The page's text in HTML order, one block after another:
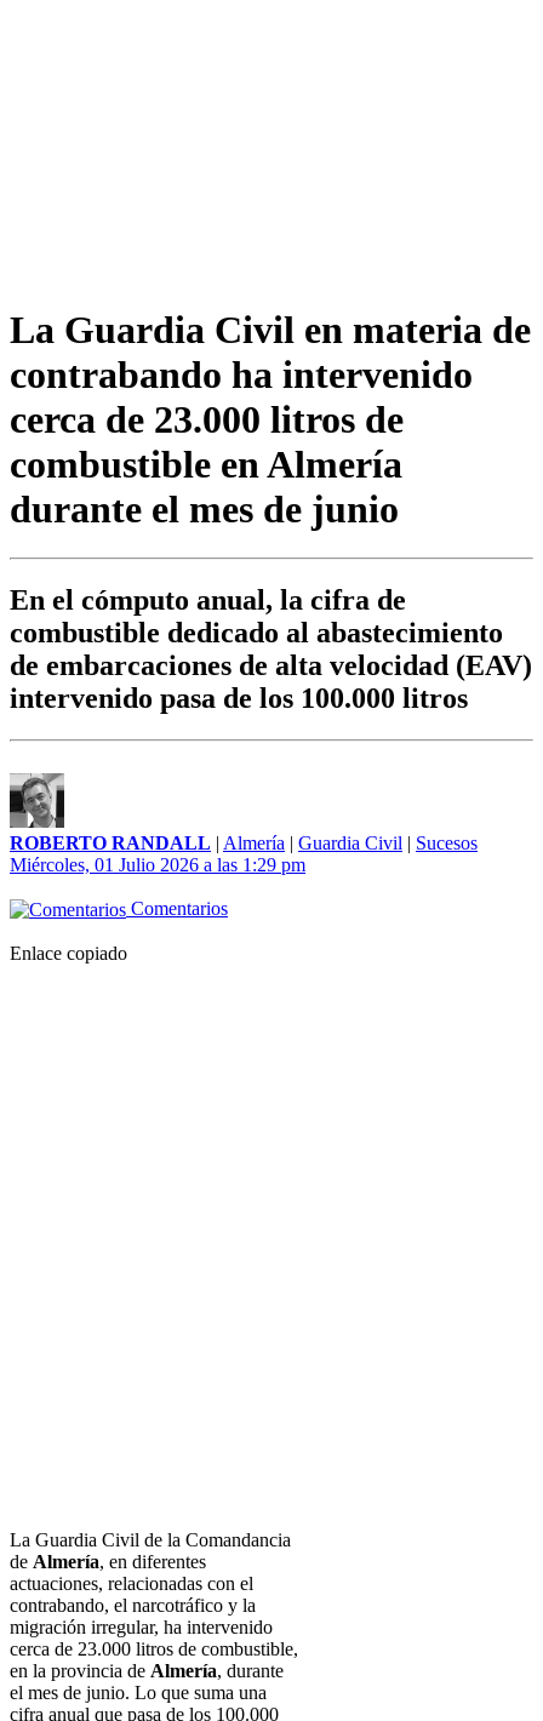
La Guardia Civil en materia de
contrabando ha intervenido
cerca de 23.000 litros de
combustible en Almería
durante el mes de junio
En el cómputo anual, la cifra de
combustible dedicado al abastecimiento
de embarcaciones de alta velocidad (EAV)
intervenido pasa de los 100.000 litros
ROBERTO RANDALL | Almería | Guardia Civil | Sucesos
Miércoles, 01 Julio 2026 a las 1:29 pm
Comentarios
Enlace copiado
La Guardia Civil de la Comandancia
de Almería, en diferentes
actuaciones, relacionadas con el
contrabando, el narcotráfico y la
migración irregular, ha intervenido
cerca de 23.000 litros de combustible,
en la provincia de Almería, durante
el mes de junio. Lo que suma una
cifra anual que pasa de los 100.000